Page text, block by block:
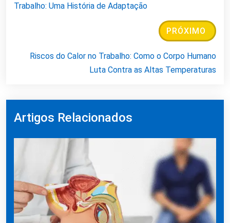
Trabalho: Uma História de Adaptação
PRÓXIMO
Riscos do Calor no Trabalho: Como o Corpo Humano
Luta Contra as Altas Temperaturas
Artigos Relacionados